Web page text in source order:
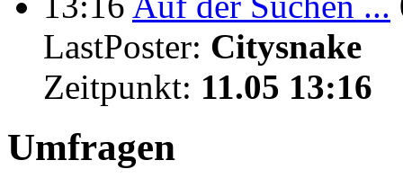
LastPoster: Citysnake
Zeitpunkt: 11.05 13:16
Umfragen